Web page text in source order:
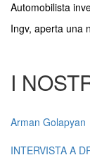
Automobilista
Ingv, aperta una
I
Arman Golapyan
INTERVISTA A